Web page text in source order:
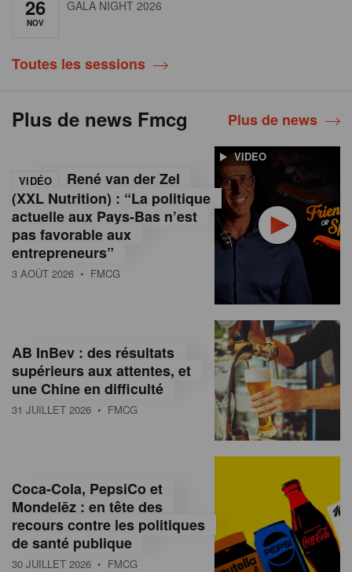
26
NOV
GALA NIGHT 2026
Toutes les sessions
Plus de news Fmcg Plus de news
VIDEO
VIDÉO
René van der Zel
(XXL Nutrition) : “La politique
actuelle aux Pays-Bas n’est
pas favorable aux
entrepreneurs”
3 AOÛT 2026 • FMCG
AB InBev : des résultats
supérieurs aux attentes, et
une Chine en difficulté
31 JUILLET 2026 • FMCG
Coca-Cola, PepsiCo et
Mondelēz : en tête des
recours contre les politiques
de santé publique
30 JUILLET 2026 • FMCG